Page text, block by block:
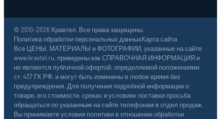
© 2010–2026 Кравтел. Все права защищены.
Политика обработки персональных данныхКарта сайта
Все ЦЕНЫ, МАТЕРИАЛЫ и ФОТОГРАФИИ, указанные на сайте
www.kravtel.ru, приведены как СПРАВОЧНАЯ ИНФОРМАЦИЯ и
не являются публичной офертой, определяемой положениями
ст. 437 ГК РФ, и могут быть изменены в любое время без
предупреждения. Для получения подробной информации о
товаре, его стоимости, сроках и условиях поставки просьба
обращаться по указанным на сайте телефонам в отдел продаж.
Вы принимаете условия политики в отношении обработки